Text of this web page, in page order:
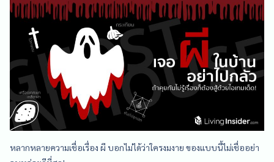
หลากหลายความเชื่อเรื่อง ผี บอกไม่ได้ว่าใครงมงาย ของแบบนี้ไม่เชื่ออย่า